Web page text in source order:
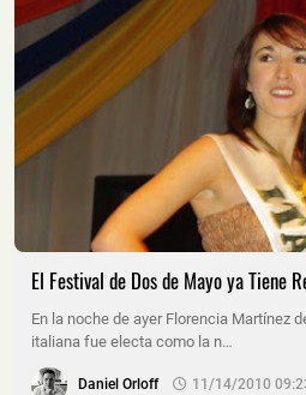
El Festival de Dos de Mayo ya Tiene
En la noche de ayer Florencia Martínez
italiana fue electa como la n…
Daniel Orloff 11/14/2010